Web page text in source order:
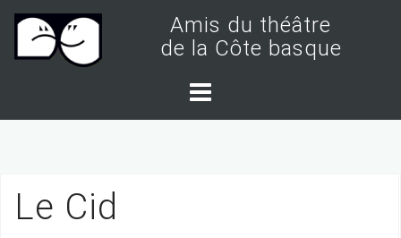
t
Amis du théâtre
de la Côte basque
Le Cid